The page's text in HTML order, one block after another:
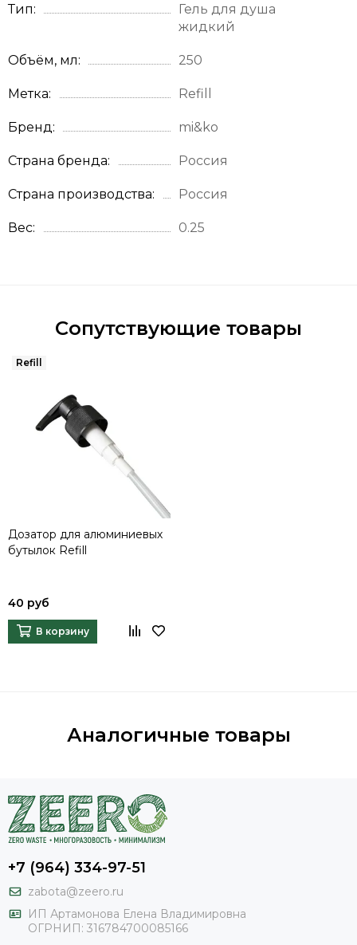
Тип
Гель для душа
жидкий
Объём, мл 250
Метка Refill
Бренд mi&ko
Страна бренда Россия
Страна производства Россия
Вес 0.25
Сопутствующие товары
Дозатор для алюминиевых
бутылок Refill
40 руб
В корзину
Аналогичные товары
+7 (964) 334-97-51
zabota@zeero.ru
И П Артамонова Елена Владимировна
ОГРНИП: 316784700085166